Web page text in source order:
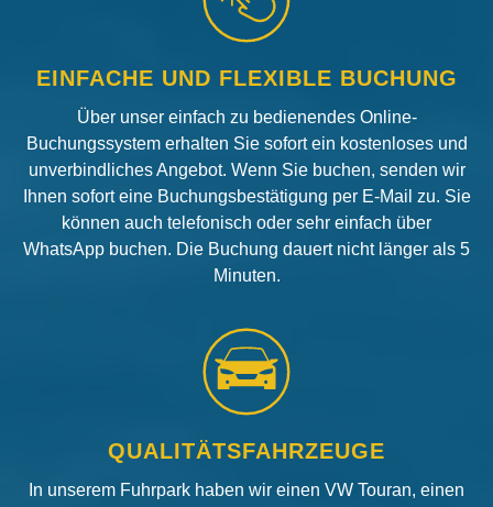
EINFACHE UND FLEXIBLE BUCHUNG
Über unser einfach zu bedienendes Online-
Buchungssystem erhalten Sie sofort ein kostenloses und
unverbindliches Angebot. Wenn Sie buchen, senden wir
Ihnen sofort eine Buchungsbestätigung per E-Mail zu. Sie
können auch telefonisch oder sehr einfach über
WhatsApp buchen. Die Buchung dauert nicht länger als 5
Minuten.
QUALITÄTSFAHRZEUGE
In unserem Fuhrpark haben wir einen VW Touran, einen